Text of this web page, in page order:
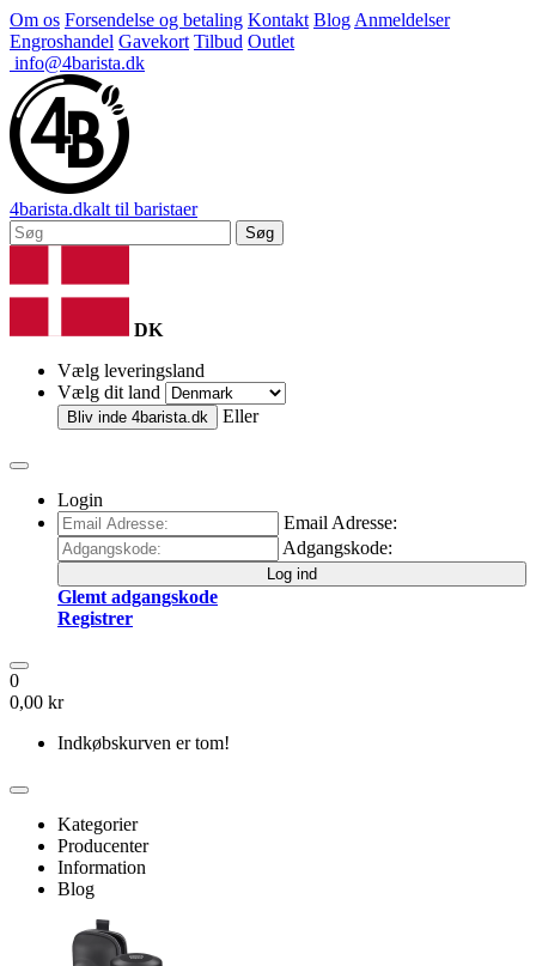
Om os Forsendelse og betaling Kontakt Blog Anmeldelser
Engroshandel Gavekort Tilbud Outlet
info@4barista.dk
4barista.dkalt til baristaer
Søg
DK
Vælg leveringsland
Vælg dit land
Bliv inde 4barista.dk Eller
Login
Email Adresse:
Adgangskode:
Log ind
Glemt adgangskode
Registrer
0
0,00 kr
Indkøbskurven er tom!
Kategorier
Producenter
Information
Blog